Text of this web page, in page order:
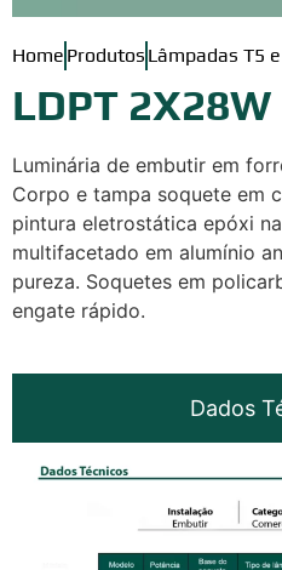
Home Produtos Lâmpadas T5
LDPT 2X28W
Luminária de embutir em
Corpo e tampa soquete em
pintura eletrostática epóxi
multifacetado em alumínio
pureza. Soquetes em
engate rápido.
Dados